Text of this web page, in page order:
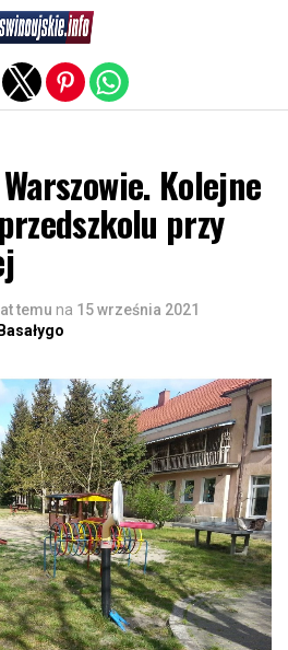
Kolejne
przy
temu na 15 września 2021
mobile version